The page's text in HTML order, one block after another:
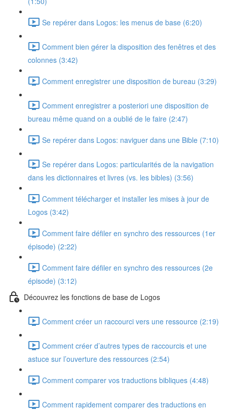
Se repérer dans Logos: les menus de base (6:20)
Comment bien gérer la disposition des fenêtres et des
colonnes (3:42)
Comment enregistrer une disposition de bureau (3:29)
Comment enregistrer a posteriori une disposition de
bureau même quand on a oublié de le faire (2:47)
Se repérer dans Logos: naviguer dans une Bible (7:10)
Se repérer dans Logos: particularités de la navigation
dans les dictionnaires et livres (vs. les bibles) (3:56)
Comment télécharger et installer les mises à jour de
Logos (3:42)
Comment faire défiler en synchro des ressources (1er
épisode) (2:22)
Comment faire défiler en synchro des ressources (2e
épisode) (3:12)
Découvrez les fonctions de base de Logos
Comment créer un raccourci vers une ressource (2:19)
Comment créer d’autres types de raccourcis et une
astuce sur l’ouverture des ressources (2:54)
Comment comparer vos traductions bibliques (4:48)
Comment rapidement comparer des traductions en